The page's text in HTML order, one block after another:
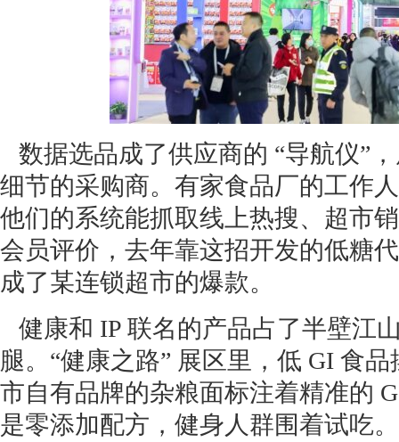
数据选品成了供应商的 “导航仪”
细节的采购商。有家食品厂的工作
他们的系统能抓取线上热搜、超市
会员评价，去年靠这招开发的低糖
成了某连锁超市的爆款。
健康和 IP 联名的产品占了半壁江
腿。“健康之路” 展区里，低 GI 食
市自有品牌的杂粮面标注着精准的
是零添加配方，健身人群围着试吃